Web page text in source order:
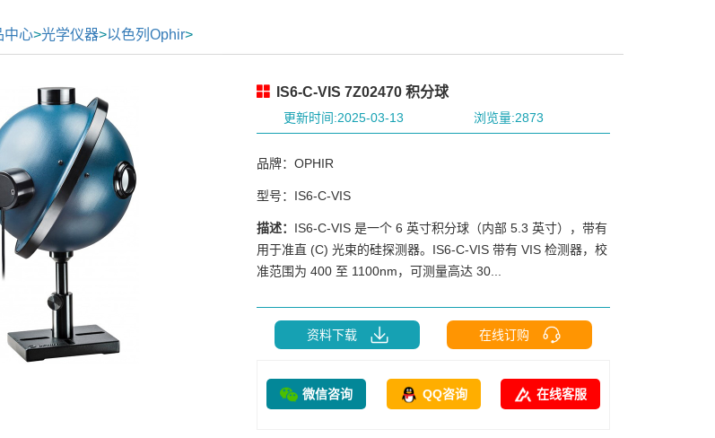
中心>光学仪器>以色列Ophir>
IS6-C-VIS 7Z02470 积分球
更新时间:2025-03-13 浏览量:2873
品牌：OPHIR
型号：IS6-C-VIS
描述： IS6-C-VIS 是一个 6 英寸积分球（内部 5.3 英寸），带有
用于准直 (C) 光束的硅探测器。IS6-C-VIS 带有 VIS 检测器，校
准范围为 400 至 1100nm，可测量高达 30...
资料下载 在线订购
微信咨询 QQ咨询 在线客服